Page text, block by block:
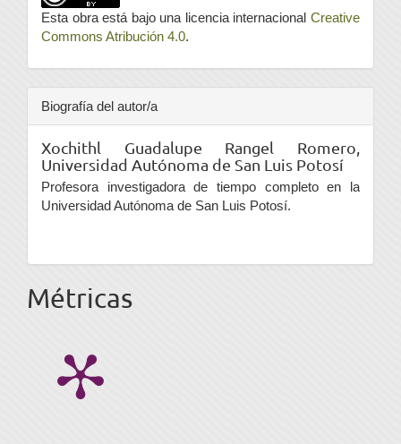
Esta obra está bajo una licencia internacional Creative
Commons Atribución 4.0.
Biografía del autor/a
Xochithl Guadalupe Rangel Romero,
Universidad Autónoma de San Luis Potosí
Profesora investigadora de tiempo completo en la
Universidad Autónoma de San Luis Potosí.
Métricas